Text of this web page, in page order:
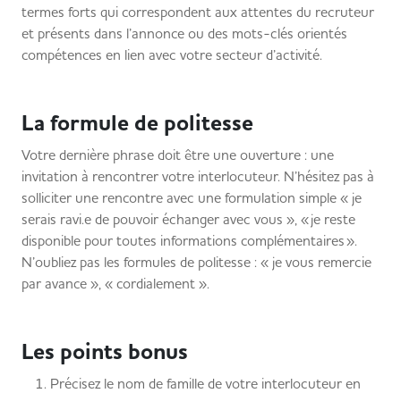
termes forts qui correspondent aux attentes du recruteur
et présents dans l’annonce ou des mots-clés orientés
compétences en lien avec votre secteur d’activité.
La formule de politesse
Votre dernière phrase doit être une ouverture : une
invitation à rencontrer votre interlocuteur. N’hésitez pas à
solliciter une rencontre avec une formulation simple « je
serais ravi.e de pouvoir échanger avec vous », « je reste
disponible pour toutes informations complémentaires ».
N’oubliez pas les formules de politesse : « je vous remercie
par avance », « cordialement ».
Les points bonus
Précisez le nom de famille de votre interlocuteur en